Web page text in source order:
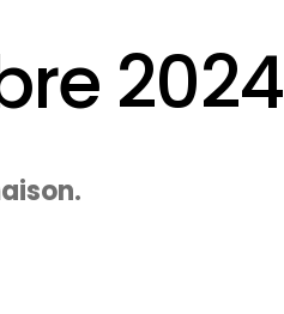
2024